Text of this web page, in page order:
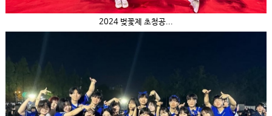
2024 벚꽃제 초청공...